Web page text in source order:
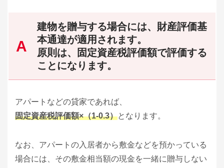
建物を贈与する場合には、財産評価基
本通達が適用されます。
原則は、固定資産税評価額で評価する
ことになります。
アパートなどの貸家であれば、
固定資産税評価額×（1-0.3）となります。
なお、アパートの入居者から敷金などを預かっている
場合には、その敷金相当額の現金を一緒に贈与しない